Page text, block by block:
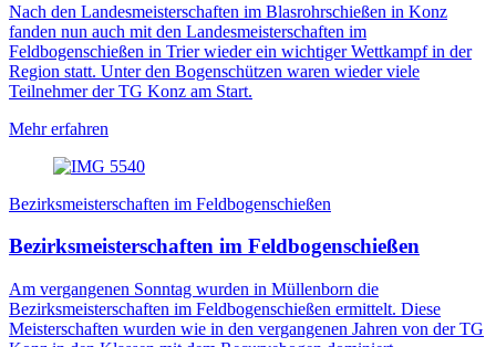
Nach den Landesmeisterschaften im Blasrohrschießen in Konz
fanden nun auch mit den Landesmeisterschaften im
Feldbogenschießen in Trier wieder ein wichtiger Wettkampf in der
Region statt. Unter den Bogenschützen waren wieder viele
Teilnehmer der TG Konz am Start.
Mehr erfahren
Bezirksmeisterschaften im Feldbogenschießen
Bezirksmeisterschaften im Feldbogenschießen
Am vergangenen Sonntag wurden in Müllenborn die
Bezirksmeisterschaften im Feldbogenschießen ermittelt. Diese
Meisterschaften wurden wie in den vergangenen Jahren von der TG